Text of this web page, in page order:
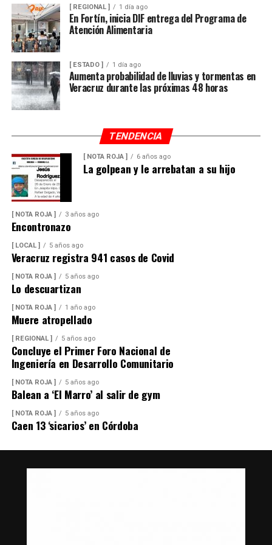
[ REGIONAL ] 1 día ago
En Fortín, inicia DIF entrega del Programa de
Atención Alimentaria
[ ESTADO ] 1 día ago
Aumenta probabilidad de lluvias y tormentas en
Veracruz durante las próximas 48 horas
TENDENCIA
[ NOTA ROJA ] 6 años ago
La golpean y le arrebatan a su hijo
[ NOTA ROJA ] 3 años ago
Encontronazo
[ LOCAL ] 5 años ago
Veracruz registra 941 casos de Covid
[ NOTA ROJA ] 5 años ago
Lo descuartizan
[ NOTA ROJA ] 1 año ago
Muere atropellado
[ REGIONAL ] 5 años ago
Concluye el Primer Foro Nacional de
Ingeniería en Desarrollo Comunitario
[ NOTA ROJA ] 5 años ago
Balean a ‘El Marro’ al salir de gym
[ NOTA ROJA ] 5 años ago
Caen 13 ‘sicarios’ en Córdoba